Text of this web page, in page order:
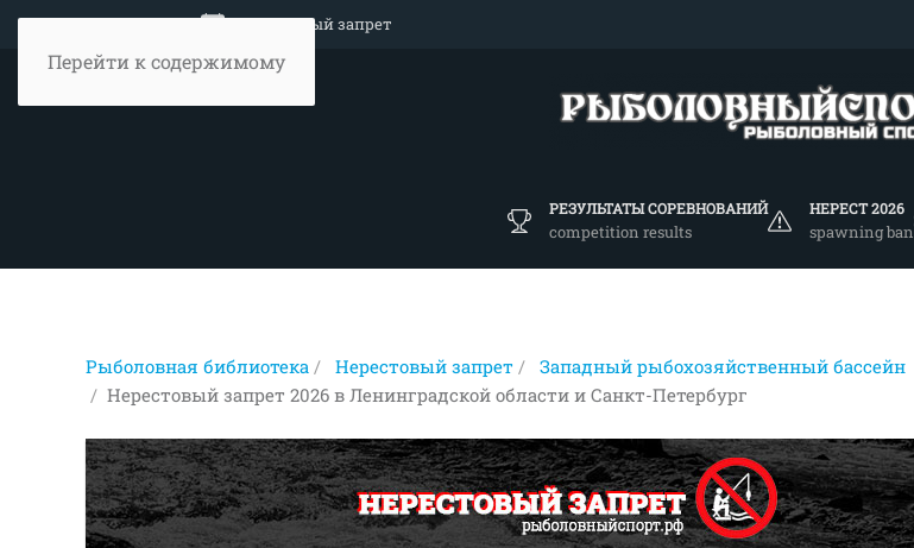
Перейти к содержимому
Объявление Нерестовый запрет
РЕЗУЛЬТАТЫ СОРЕВНОВАНИЙ
competition results
НЕРЕСТ 2026
spawning ban
Рыболовная библиотека Нерестовый запрет
Западный рыбохозяйственный бассейн
Нерестовый запрет 2026 в Ленинградской области и Санкт-Петербург